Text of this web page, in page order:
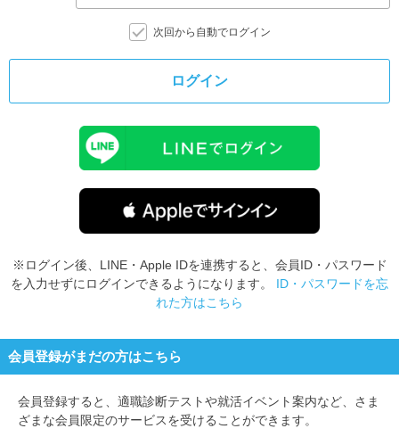
次回から自動でログイン
ログイン
※ログイン後、LINE・Apple IDを連携すると、会員ID・パスワード
を入力せずにログインできるようになります。 ID・パスワードを忘
れた方はこちら
会員登録がまだの方はこちら
会員登録すると、 適職診断テストや就活イベント案内など、さま
ざまな会員限定のサービスを受けることができます。